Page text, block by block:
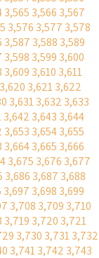
3,565 3,566 3,567
3,576 3,577 3,578
3,587 3,588 3,589
3,598 3,599 3,600
3,609 3,610 3,611
3,620 3,6213,622
3,6313,632 3,633
3,642 3,643 3,644
3,653 3,6543,655
3,6643,665 3,666
3,675 3,676 3,677
3,686 3,687 3,688
3,697 3,698 3,699
3,708 3,709 3,710
3,719 3,720 3,721
3,730 3,7313,732
3,7413,742 3,743